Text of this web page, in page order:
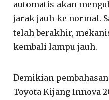
automatis akan
jarak jauh ke normal.
telah berakhir,
kembali lampu jauh.
Demikian
Toyota Kijang Innova